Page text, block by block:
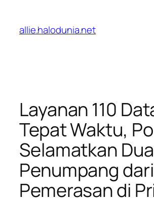
konten
allie.halodunia.net
Layanan 110
Tepat Waktu,
Selamatkan Dua
Penumpang dari
Pemerasan di